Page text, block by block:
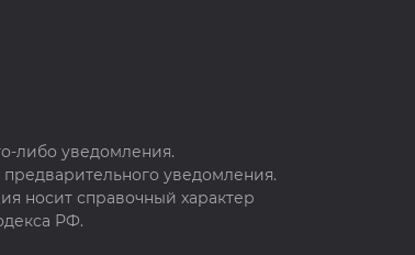
либо уведомления.
уведомления.
носит справочный характер
РФ.